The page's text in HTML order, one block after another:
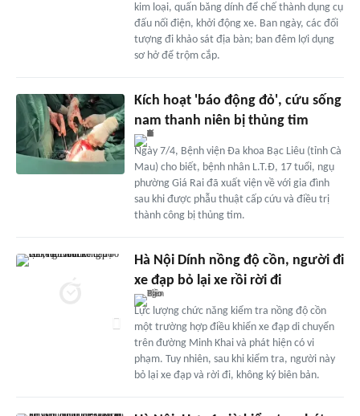
kim loại, quấn băng dính để chế thành dụng cụ
đấu nối điện, khởi động xe. Ban ngày, các đối
tượng đi khảo sát địa bàn; ban đêm lợi dụng
sơ hở để trộm cắp.
Kích hoạt 'báo động đỏ', cứu sống
nam thanh niên bị thủng tim
Ngày 7/4, Bệnh viện Đa khoa Bạc Liêu (tỉnh Cà
Mau) cho biết, bệnh nhân L.T.Đ, 17 tuổi, ngụ
phường Giá Rai đã xuất viện về với gia đình
sau khi được phẫu thuật cấp cứu và điều trị
thành công bị thủng tim.
Hà Nội Dính nồng độ cồn, người đi
xe đạp bỏ lại xe rồi rời đi
Lực lượng chức năng kiểm tra nồng độ cồn
một trường hợp điều khiển xe đạp di chuyển
trên đường Minh Khai và phát hiện có vi
phạm. Tuy nhiên, sau khi kiểm tra, người này
bỏ lại xe đạp và rời đi, không ký biên bản.